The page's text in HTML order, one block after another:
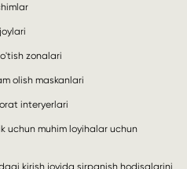
zonalari
olish maskanlari
interyerlari
uchun muhim loyihalar uchun
kirish joyida sirpanish hodisalarini